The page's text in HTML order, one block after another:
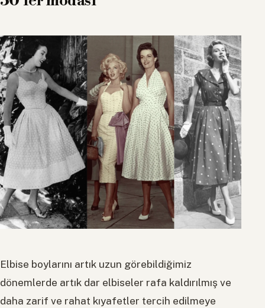
Elbise boylarını artık uzun görebildiğimiz
dönemlerde artık dar elbiseler rafa kaldırılmış ve
daha zarif ve rahat kıyafetler tercih edilmeye